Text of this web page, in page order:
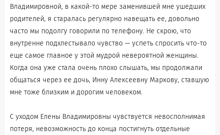
Владимировной, в какой-то мере заменившей мне ушедших
родителей, я старалась регулярно навещать ее, довольно
часто мы подолгу говорили по телефону. Не скрою, что
внутренне подхлестывало чувство — успеть спросить что-то
еще самое главное у этой мудрой невероятной женщины.
Когда она уже стала очень плохо слышать, мы продолжали
общаться через ее дочь, Инну Алексеевну Маркову, ставшую
мне тоже близким и дорогим человеком.
С уходом Елены Владимировны чувствуется невосполнимая
потеря, невозможность до конца постигнуть отдельные